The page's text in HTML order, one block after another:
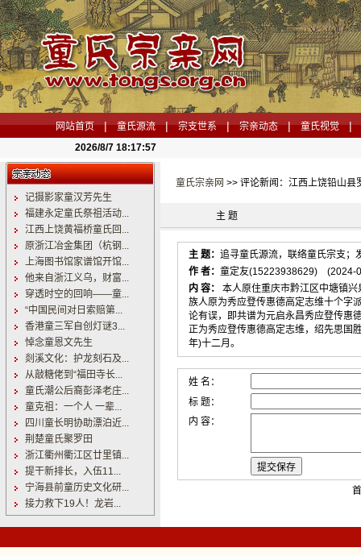
网站首页 | 童氏源流 | 宗支世系 | 宗亲动态 | 童氏视觉 |
2026/8/7 18:17:58
记摄影家童汉芳先生
福建永定童氏祭祖活动...
江西上饶黄福桥童氏回...
原浙江冶金集团（杭钢...
上海图书馆家谱馆开馆...
他来自浙江义乌，财富...
穿透时空的回响——童...
“中国民间对日索赔第...
香港童三军自创灯谜3...
悼念童恩文先生
剡溪文化：护龙刻石及...
从敲糖佬到“福田寺长...
童氏潮公后裔彭泽老庄...
童克祖：一个人 一辈...
四川童长明协助漂泊近...
荆楚童氏聚罗田
浙江衢州衢江区廿里镇...
提干新排长，入伍11...
宁海县前童历史文化研...
接力救下19人！龙岩...
童氏宗亲网 >> 评论新闻：江西上饶铅山县
主 题
主 题： 追寻童氏源流，联络童氏宗支；
作 者： 童定友(15223938629) (2024-
内 容：
本人原住重庆市黔江区中塘镇
族人原为秀应登传惠德高定志维十个字
论有误，即共谱为元启永昌秀应登传惠
正为秀应登传惠德高定志维，绍先思国
年)十二月。
姓 名：
标 题：
内 容：